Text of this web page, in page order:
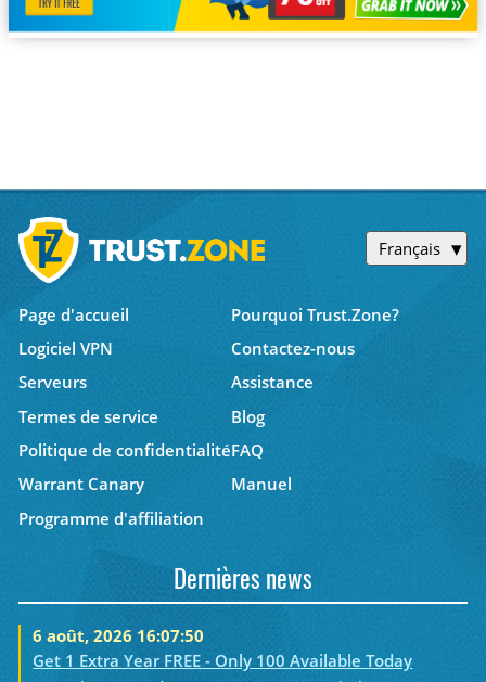
Français
Page d'accueil
Pourquoi Trust.Zone?
Logiciel VPN
Contactez-nous
Serveurs
Assistance
Termes de service
Blog
Politique de confidentialitéFAQ
Warrant Canary
Manuel
Programme d'affiliation
Dernières news
6 août, 2026 16:07:50
Get 1 Extra Year FREE - Only 100 Available Today